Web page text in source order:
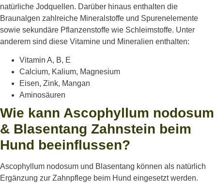
natürliche Jodquellen. Darüber hinaus enthalten die
Braunalgen zahlreiche Mineralstoffe und Spurenelemente
sowie sekundäre Pflanzenstoffe wie Schleimstoffe. Unter
anderem sind diese Vitamine und Mineralien enthalten:
Vitamin A, B, E
Calcium, Kalium, Magnesium
Eisen, Zink, Mangan
Aminosäuren
Wie kann Ascophyllum nodosum
& Blasentang Zahnstein beim
Hund beeinflussen?
Ascophyllum nodosum und Blasentang können als natürlich
Ergänzung zur Zahnpflege beim Hund eingesetzt werden.